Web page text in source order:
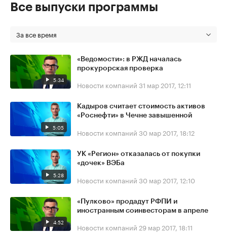
Все выпуски программы
За все время
5:34
«Ведомости»: в РЖД началась
прокурорская проверка
Новости компаний 31 мар 2017, 12:11
5:05
Кадыров считает стоимость активов
«Роснефти» в Чечне завышенной
Новости компаний 30 мар 2017, 18:12
5:28
УК «Регион» отказалась от покупки
«дочек» ВЭБа
Новости компаний 30 мар 2017, 12:10
4:52
«Пулково» продадут РФПИ и
иностранным соинвесторам в апреле
Новости компаний 29 мар 2017, 18:11